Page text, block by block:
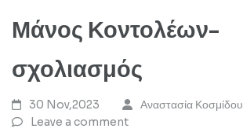
Μάνος Κοντολέων-
σχολιασμός
30 Nov,2023
Αναστασία Κοσμίδου
Leave a comment